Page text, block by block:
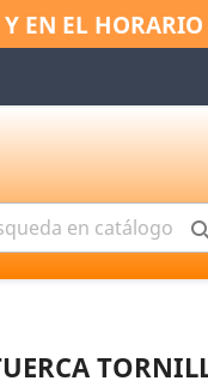
EN EL